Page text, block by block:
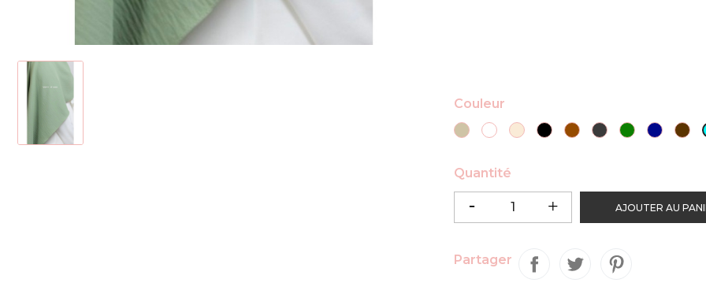
Couleur
TaupeBlancNUDENoir Marron
Gris
Anthracite
Vert
Kaki
Bleu
marine
Quantité
AJOUTER AU
Partager